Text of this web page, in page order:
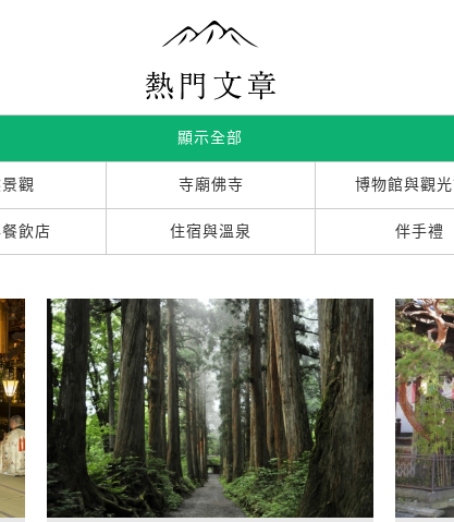
顯示全部
觀 寺廟佛寺 博物館與觀
飲店 住宿與溫泉 伴手禮